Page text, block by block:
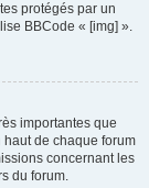
protégés par un
BBCode « [img] ».
importantes que
de chaque forum
concernant les
du forum.